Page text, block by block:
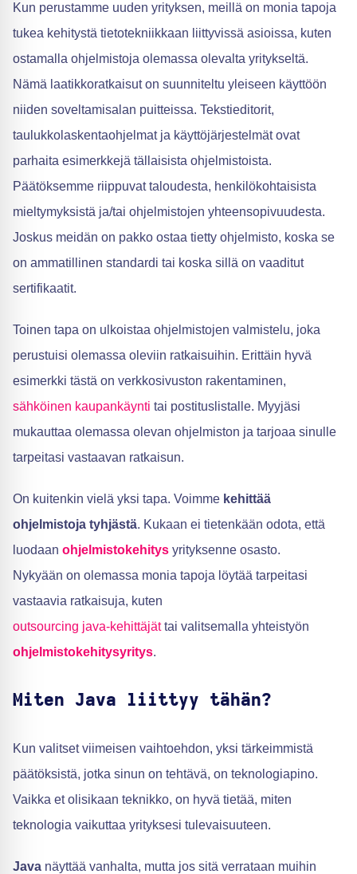
Kun perustamme uuden yrityksen, meillä on monia tapoja
tukea kehitystä tietotekniikkaan liittyvissä asioissa, kuten
ostamalla ohjelmistoja olemassa olevalta yritykseltä.
Nämä laatikkoratkaisut on suunniteltu yleiseen käyttöön
niiden soveltamisalan puitteissa. Tekstieditorit,
taulukkolaskentaohjelmat ja käyttöjärjestelmät ovat
parhaita esimerkkejä tällaisista ohjelmistoista.
Päätöksemme riippuvat taloudesta, henkilökohtaisista
mieltymyksistä ja/tai ohjelmistojen yhteensopivuudesta.
Joskus meidän on pakko ostaa tietty ohjelmisto, koska se
on ammatillinen standardi tai koska sillä on vaaditut
sertifikaatit.
Toinen tapa on ulkoistaa ohjelmistojen valmistelu, joka
perustuisi olemassa oleviin ratkaisuihin. Erittäin hyvä
esimerkki tästä on verkkosivuston rakentaminen,
sähköinen kaupankäynti tai postituslistalle. Myyjäsi
mukauttaa olemassa olevan ohjelmiston ja tarjoaa sinulle
tarpeitasi vastaavan ratkaisun.
On kuitenkin vielä yksi tapa. Voimme kehittää
ohjelmistoja tyhjästä. Kukaan ei tietenkään odota, että
luodaan ohjelmistokehitys yrityksenne osasto.
Nykyään on olemassa monia tapoja löytää tarpeitasi
vastaavia ratkaisuja, kuten
outsourcing java-kehittäjättai valitsemalla yhteistyön
ohjelmistokehitysyritys.
Miten Java liittyy tähän?
Kun valitset viimeisen vaihtoehdon, yksi tärkeimmistä
päätöksistä, jotka sinun on tehtävä, on teknologiapino.
Vaikka et olisikaan teknikko, on hyvä tietää, miten
teknologia vaikuttaa yrityksesi tulevaisuuteen.
Java näyttää vanhalta, mutta jos sitä verrataan muihin